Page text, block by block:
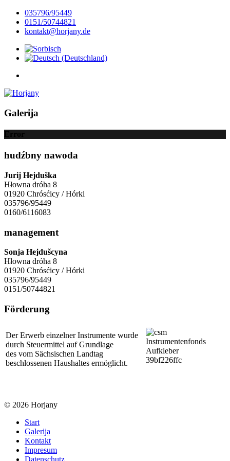
035796/95449
0151/50744821
kontakt@horjany.de
Galerija
Error
hudźbny nawoda
Jurij Hejduška
Hłowna dróha 8
01920 Chrósćicy / Hórki
035796/95449
0160/6116083
management
Sonja Hejdušcyna
Hłowna dróha 8
01920 Chrósćicy / Hórki
035796/95449
0151/50744821
Förderung
Der Erwerb einzelner Instrumente wurde
durch Steuermittel auf Grundlage
des vom Sächsischen Landtag
beschlossenen Haushaltes ermöglicht.
© 2026 Horjany
Start
Galerija
Kontakt
Impresum
Datenschutz